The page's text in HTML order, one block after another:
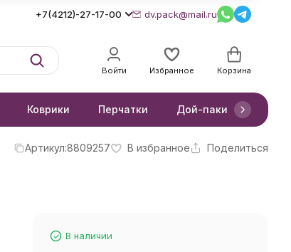
+7(4212)-27-17-00 dv.pack@mail.ru
Войти Избранное Корзина
Коврики Перчатки Дой-паки
Артикул:8809257 В избранное Поделиться
В наличии